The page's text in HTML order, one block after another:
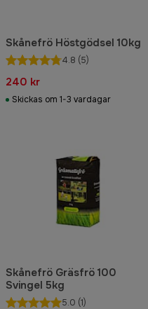
Skånefrö Höstgödsel 10kg
4.8 (5)
240 kr
Skickas om 1-3 vardagar
Skånefrö Gräsfrö 100
Svingel 5kg
5.0 (1)